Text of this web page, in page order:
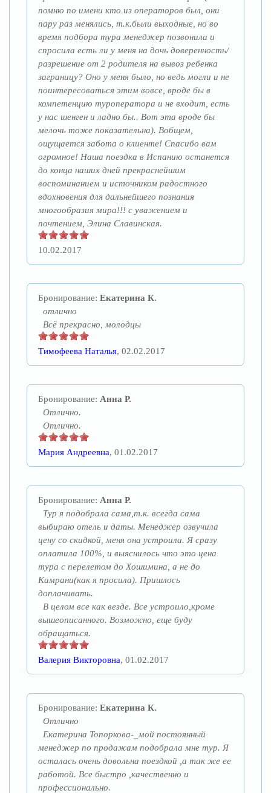
помню по имени кто из операторов был, они
пару раз менялись, т.к.были выходные, но во
время подбора тура менеджер позвонила и
спросила есть ли у меня на дочь доверенность/
разрешение от 2 родителя на вывоз ребенка
заграницу? Оно у меня было, но ведь могли и не
поинтересоваться этим вовсе, вроде бы в
компетенцию туроператора и не входит, есть
у нас шенген и ладно бы.. Вот эта вроде бы
мелочь тоже показательна). Вобщем,
ощущается забота о клиенте! Спасибо вам
огромное! Наша поездка в Испанию останется
до конца наших дней прекраснейшим
воспоминанием и источником радостного
вдохновения для дальнейшего познания
многообразия мира!!! с уважением и
почтением, Элина Славинская.
10.02.2017
Бронирование: Екатерина К.
отлично
Всё прекрасно, молодцы
Тимофеева Наталья, 02.02.2017
Бронирование: Анна Р.
Отлично.
Отлично.
Мария Андреевна, 01.02.2017
Бронирование: Анна Р.
Тур я подобрала сама,т.к. всегда сама
выбираю отель и даты. Менеджер озвучила
цену со скидкой, меня она устроила. Я сразу
оплатила 100%, и выяснилось что это цена
тура с перелетом до Хошимина, а не до
Камрани(как я просила). Пришлось
доплачивать.
В целом все как везде. Все устроило,кроме
вышеописанного. Возможно, еще буду
обращаться.
Валерия Викторовна, 01.02.2017
Бронирование: Екатерина К.
Отлично
Екатерина Топоркова-_мой постоянный
менеджер по продажам подобрала мне тур. Я
осталась очень довольна поездкой ,а так же ее
работой. Все быстро ,качественно и
профессионально.